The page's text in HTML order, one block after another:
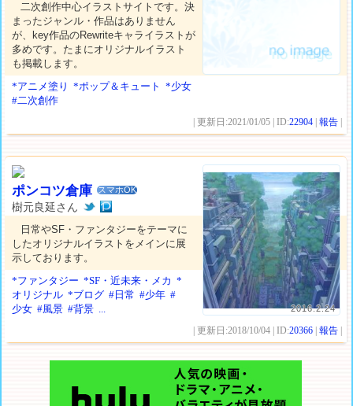
二次創作中心イラストサイトです。決
まったジャンル・作品はありません
が、key作品のRewriteキャライラストが
多めです。たまにオリジナルイラスト
も掲載します。
*アニメ塗り
*ポップ＆キュート
*少女
#二次創作
| 更新日:2021/01/05 | ID:22904 |報告
2016.2.24
ポンコツ倉庫 スマホOK
樹元良延さん
日常やSF・ファンタジーをテーマに
したオリジナルイラストをメインに展
示しております。
*ファンタジー *SF・近未来・メカ *
オリジナル *ブログ #日常 #少年 #
少女 #風景 #背景 ...
| 更新日:2018/10/04 | ID:20366 |報告